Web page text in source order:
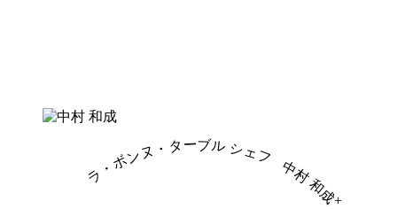
ラ・ボンヌ・ターブル シェフ 中村 和成+